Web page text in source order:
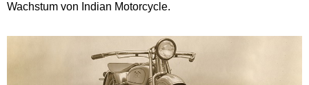
Wachstum von Indian Motorcycle.